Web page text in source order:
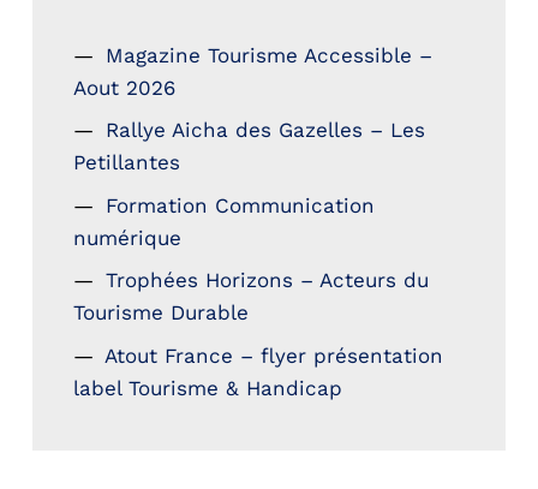
Magazine Tourisme Accessible –
Aout 2026
Rallye Aicha des Gazelles – Les
Petillantes
Formation Communication
numérique
Trophées Horizons – Acteurs du
Tourisme Durable
Atout France – flyer présentation
label Tourisme & Handicap